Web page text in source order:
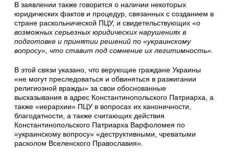
В заявлении также говорится о наличии некоторых
юридических фактов и процедур, связанных с созданием в
стране раскольнической ПЦУ, и свидетельствующих «о
возможных серьезных юридических нарушениях в
подготовке и принятии решений по «украинскому
вопросу», что ставит под сомнение их легитимность».
В этой связи указано, что верующие граждане Украины
«не могут преследоваться и обвиняться в разжигании
религиозной вражды» за свои обоснованные
высказывания в адрес Константинопольского Патриарха, а
также «иерархии» ПЦУ в вопросах их каноничности,
благодатности, а также считающих действия
Константинопольского Патриарха Варфоломея по
«украинскому вопросу» «деструктивными, чреватыми
расколом Вселенского Православия».